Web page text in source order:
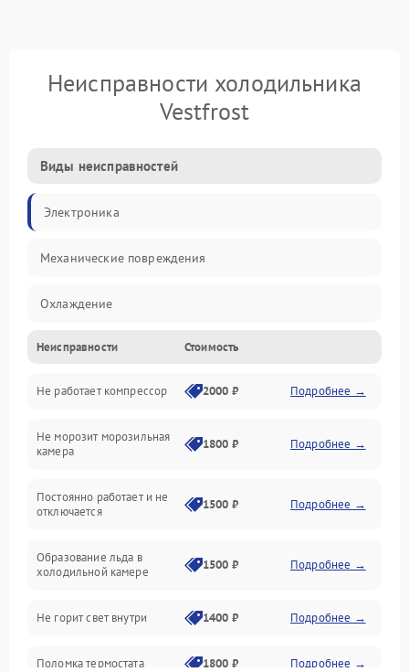
Неисправности холодильника
Vestfrost
Виды неисправностей
Электроника
Механические повреждения
Охлаждение
Механика
Электропитание
Дренаж
Неисправности Стоимость
Не работает компрессор 2000 ₽ Подробнее →
Не морозит морозильная
камера
1800 ₽ Подробнее →
Постоянно работает и не
отключается
1500 ₽ Подробнее →
Образование льда в
холодильной камере
1500 ₽ Подробнее →
Не горит свет внутри 1400 ₽ Подробнее →
Поломка термостата 1800 ₽ Подробнее →